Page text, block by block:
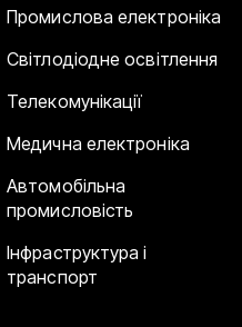
Промислова електроніка
Світлодіодне освітлення
Телекомунікації
Медична електроніка
Автомобільна
промисловість
Інфраструктура і
транспорт